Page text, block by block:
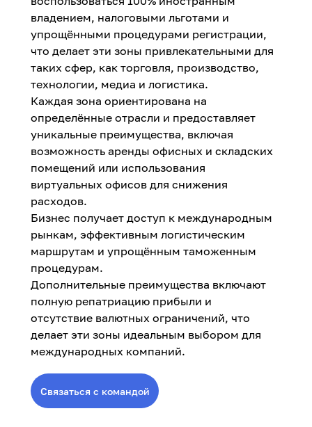
владением, налоговыми льготами и
упрощёнными процедурами регистрации,
что делает эти зоны привлекательными для
таких сфер, как торговля, производство,
технологии, медиа и логистика.
Каждая зона ориентирована на
определённые отрасли и предоставляет
уникальные преимущества, включая
возможность аренды офисных и складских
помещений или использования
виртуальных офисов для снижения
расходов.
Бизнес получает доступ к международным
рынкам, эффективным логистическим
маршрутам и упрощённым таможенным
процедурам.
Дополнительные преимущества включают
полную репатриацию прибыли и
отсутствие валютных ограничений, что
делает эти зоны идеальным выбором для
международных компаний.
Связаться с командой